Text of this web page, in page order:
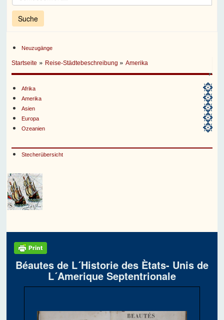
Neuzugänge
Startseite » Reise-Städtebeschreibung »Amerika
Afrika
Amerika
Asien
Europa
Ozeanien
Stecherübersicht
Béautes de L´Historie des Ètats- Unis de
L´Amerique Septentrionale